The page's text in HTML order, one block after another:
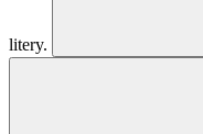
litery.